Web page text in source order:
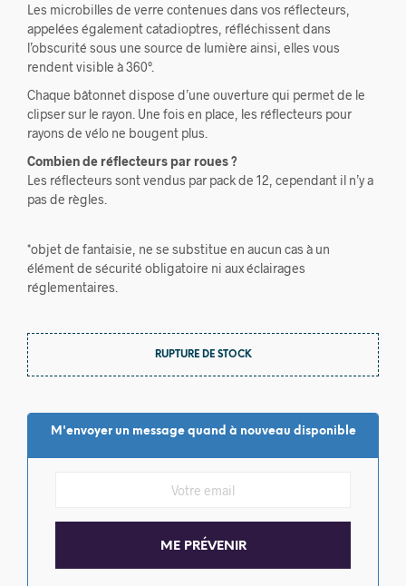
Les microbilles de verre contenues dans vos réflecteurs,
appelées également catadioptres, réfléchissent dans
l’obscurité sous une source de lumière ainsi, elles vous
rendent visible à 360°.
Chaque bâtonnet dispose d’une ouverture qui permet de le
clipser sur le rayon. Une fois en place, les réflecteurs pour
rayons de vélo ne bougent plus.
Combien de réflecteurs par roues ?
Les réflecteurs sont vendus par pack de 12, cependant il n’y a
pas de règles.
*objet de fantaisie, ne se substitue en aucun cas à un
élément de sécurité obligatoire ni aux éclairages
réglementaires.
RUPTURE DE STOCK
M'envoyer un message quand à nouveau disponible